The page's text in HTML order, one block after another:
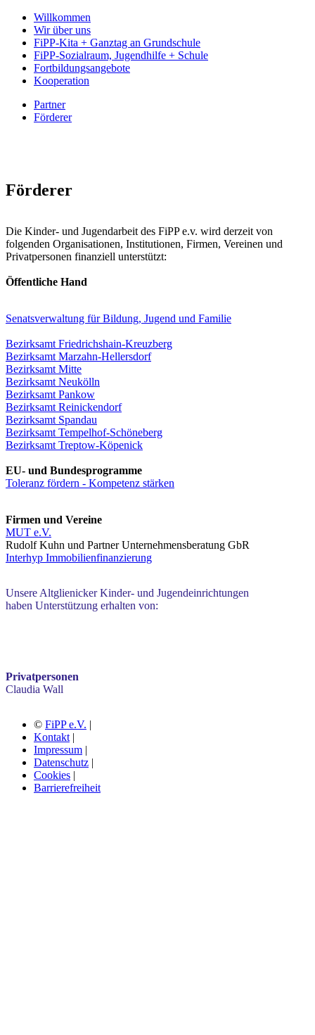
Willkommen
Wir über uns
FiPP-Kita + Ganztag an Grundschule
FiPP-Sozialraum, Jugendhilfe + Schule
Fortbildungsangebote
Kooperation
Partner
Förderer
Förderer
Die Kinder- und Jugendarbeit des FiPP e.v. wird derzeit von
folgenden Organisationen, Institutionen, Firmen, Vereinen und
Privatpersonen finanziell unterstützt:
Öffentliche Hand
Senatsverwaltung für Bildung, Jugend und Familie
Bezirksamt Friedrichshain-Kreuzberg
Bezirksamt Marzahn-Hellersdorf
Bezirksamt Mitte
Bezirksamt Neukölln
Bezirksamt Pankow
Bezirksamt Reinickendorf
Bezirksamt Spandau
Bezirksamt Tempelhof-Schöneberg
Bezirksamt Treptow-Köpenick
EU- und Bundesprogramme
Toleranz fördern - Kompetenz stärken
Firmen und Vereine
MUT e.V.
Rudolf Kuhn und Partner Unternehmensberatung GbR
Interhyp Immobilienfinanzierung
Unsere Altglienicker Kinder- und Jugendeinrichtungen
haben Unterstützung erhalten von:
Privatpersonen
Claudia Wall
© FiPP e.V. |
Kontakt |
Impressum |
Datenschutz |
Cookies |
Barrierefreiheit